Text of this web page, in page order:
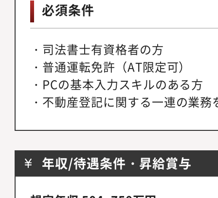
必須条件
・司法書士有資格者の方
・普通運転免許（AT限定可）
・PCの基本入力スキルのある方
・不動産登記に関する一連の業
年収/待遇条件・昇給賞与